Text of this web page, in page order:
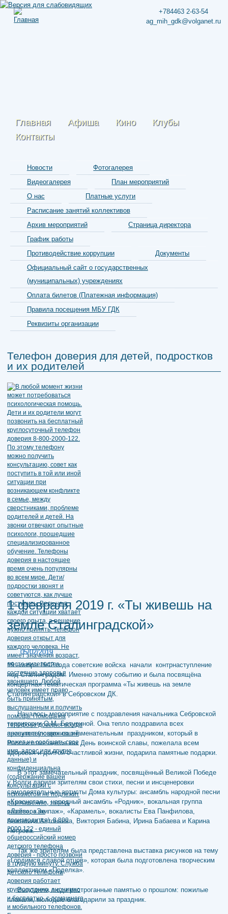
+784463 2-63-54
ag_mih_gdk@volganet.ru
Главная Афиша Кино
Клубы
Контакты
Новости
Фотогалерея
Видеогалерея
План мероприятий
О нас
Платные услуги
Расписание занятий коллективов
Архив мероприятий
Страница директора
График работы
Противодействие коррупции
Документы
Официальный сайт о государственных
(муниципальных) учреждениях
Оплата билетов (Платежная информация)
Правила посещения МБУ ГДК
Реквизиты организации
Телефон доверия для детей, подростков
и их родителей
1 февраля 2019 г. «Ты живешь на
земле Сталинградской»
05/02/2019
19 ноября 1942 года советские войска начали контрнаступление
под Сталинградом. Именно этому событию и была посвящёна
концертная тематическая программа «Ты живешь на земле
Сталинградской» в Себровском ДК.
Началось мероприятие с поздравления начальника Себровской
территории О.М. Батуриной. Она тепло поздравила всех
присутствующих со знаменательным праздником, который в
России отмечается как День воинской славы, пожелала всем
здоровья и долгой счастливой жизни, подарила памятные подарки.
В этот замечательный праздник, посвящённый Великой Победе
у Волги дарили зрителям свои стихи, песни и инсценеровки
самодеятельные артисты Дома культуры: ансамбль народной песни
«Краснотал», народный ансамбль «Родник», вокальная группа
«Лайт», «Экипаж», «Карамель», вокалисты Ева Панфилова,
Анжелика Антоньева, Виктория Бабина, Ирина Бабаева и Карина
Петрова.
Так же зрителям была представлена выставка рисунков на тему
«Гордимся славой отцов», которая была подготовлена творческим
коллективом «Поделка».
Выходили люди растроганные памятью о прошлом: пожилые
плакали, молодые благодарили за праздник.